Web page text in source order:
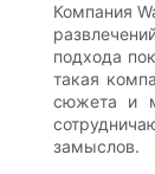
Компания
подхода
такая
сюжета и
замыслов.